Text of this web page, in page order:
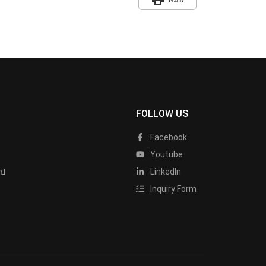
FOLLOW US
Facebook
Youtube
LinkedIn
Inquiry Form